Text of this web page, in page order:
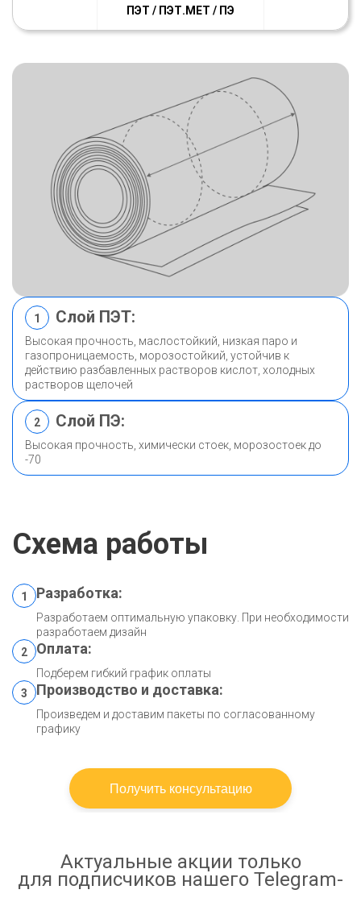
ПЭТ / ПЭТ.МЕТ / ПЭ
1 Слой ПЭТ:
Высокая прочность, маслостойкий, низкая паро и
газопроницаемость, морозостойкий, устойчив к
действию разбавленных растворов кислот, холодных
растворов щелочей
2 Слой ПЭ:
Высокая прочность, химически стоек, морозостоек до
-70
Схема работы
1 Разработка:
Разработаем оптимальную упаковку. При необходимости
разработаем дизайн
2
Оплата:
Подберем гибкий график оплаты
3
Производство и доставка:
Произведем и доставим пакеты по согласованному
графику
Получить консультацию
Актуальные акции только
для подписчиков нашего Telegram-